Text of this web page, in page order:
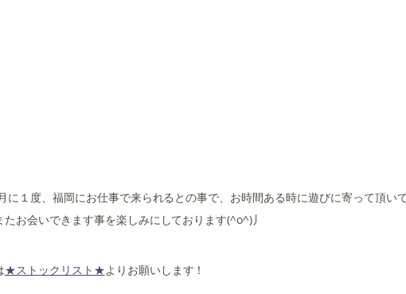
１度、福岡にお仕事で来られるとの事で、お時間ある時に遊びに寄って頂い
お会いできます事を楽しみにしております(^o^)丿
★ストックリスト★よりお願いします！